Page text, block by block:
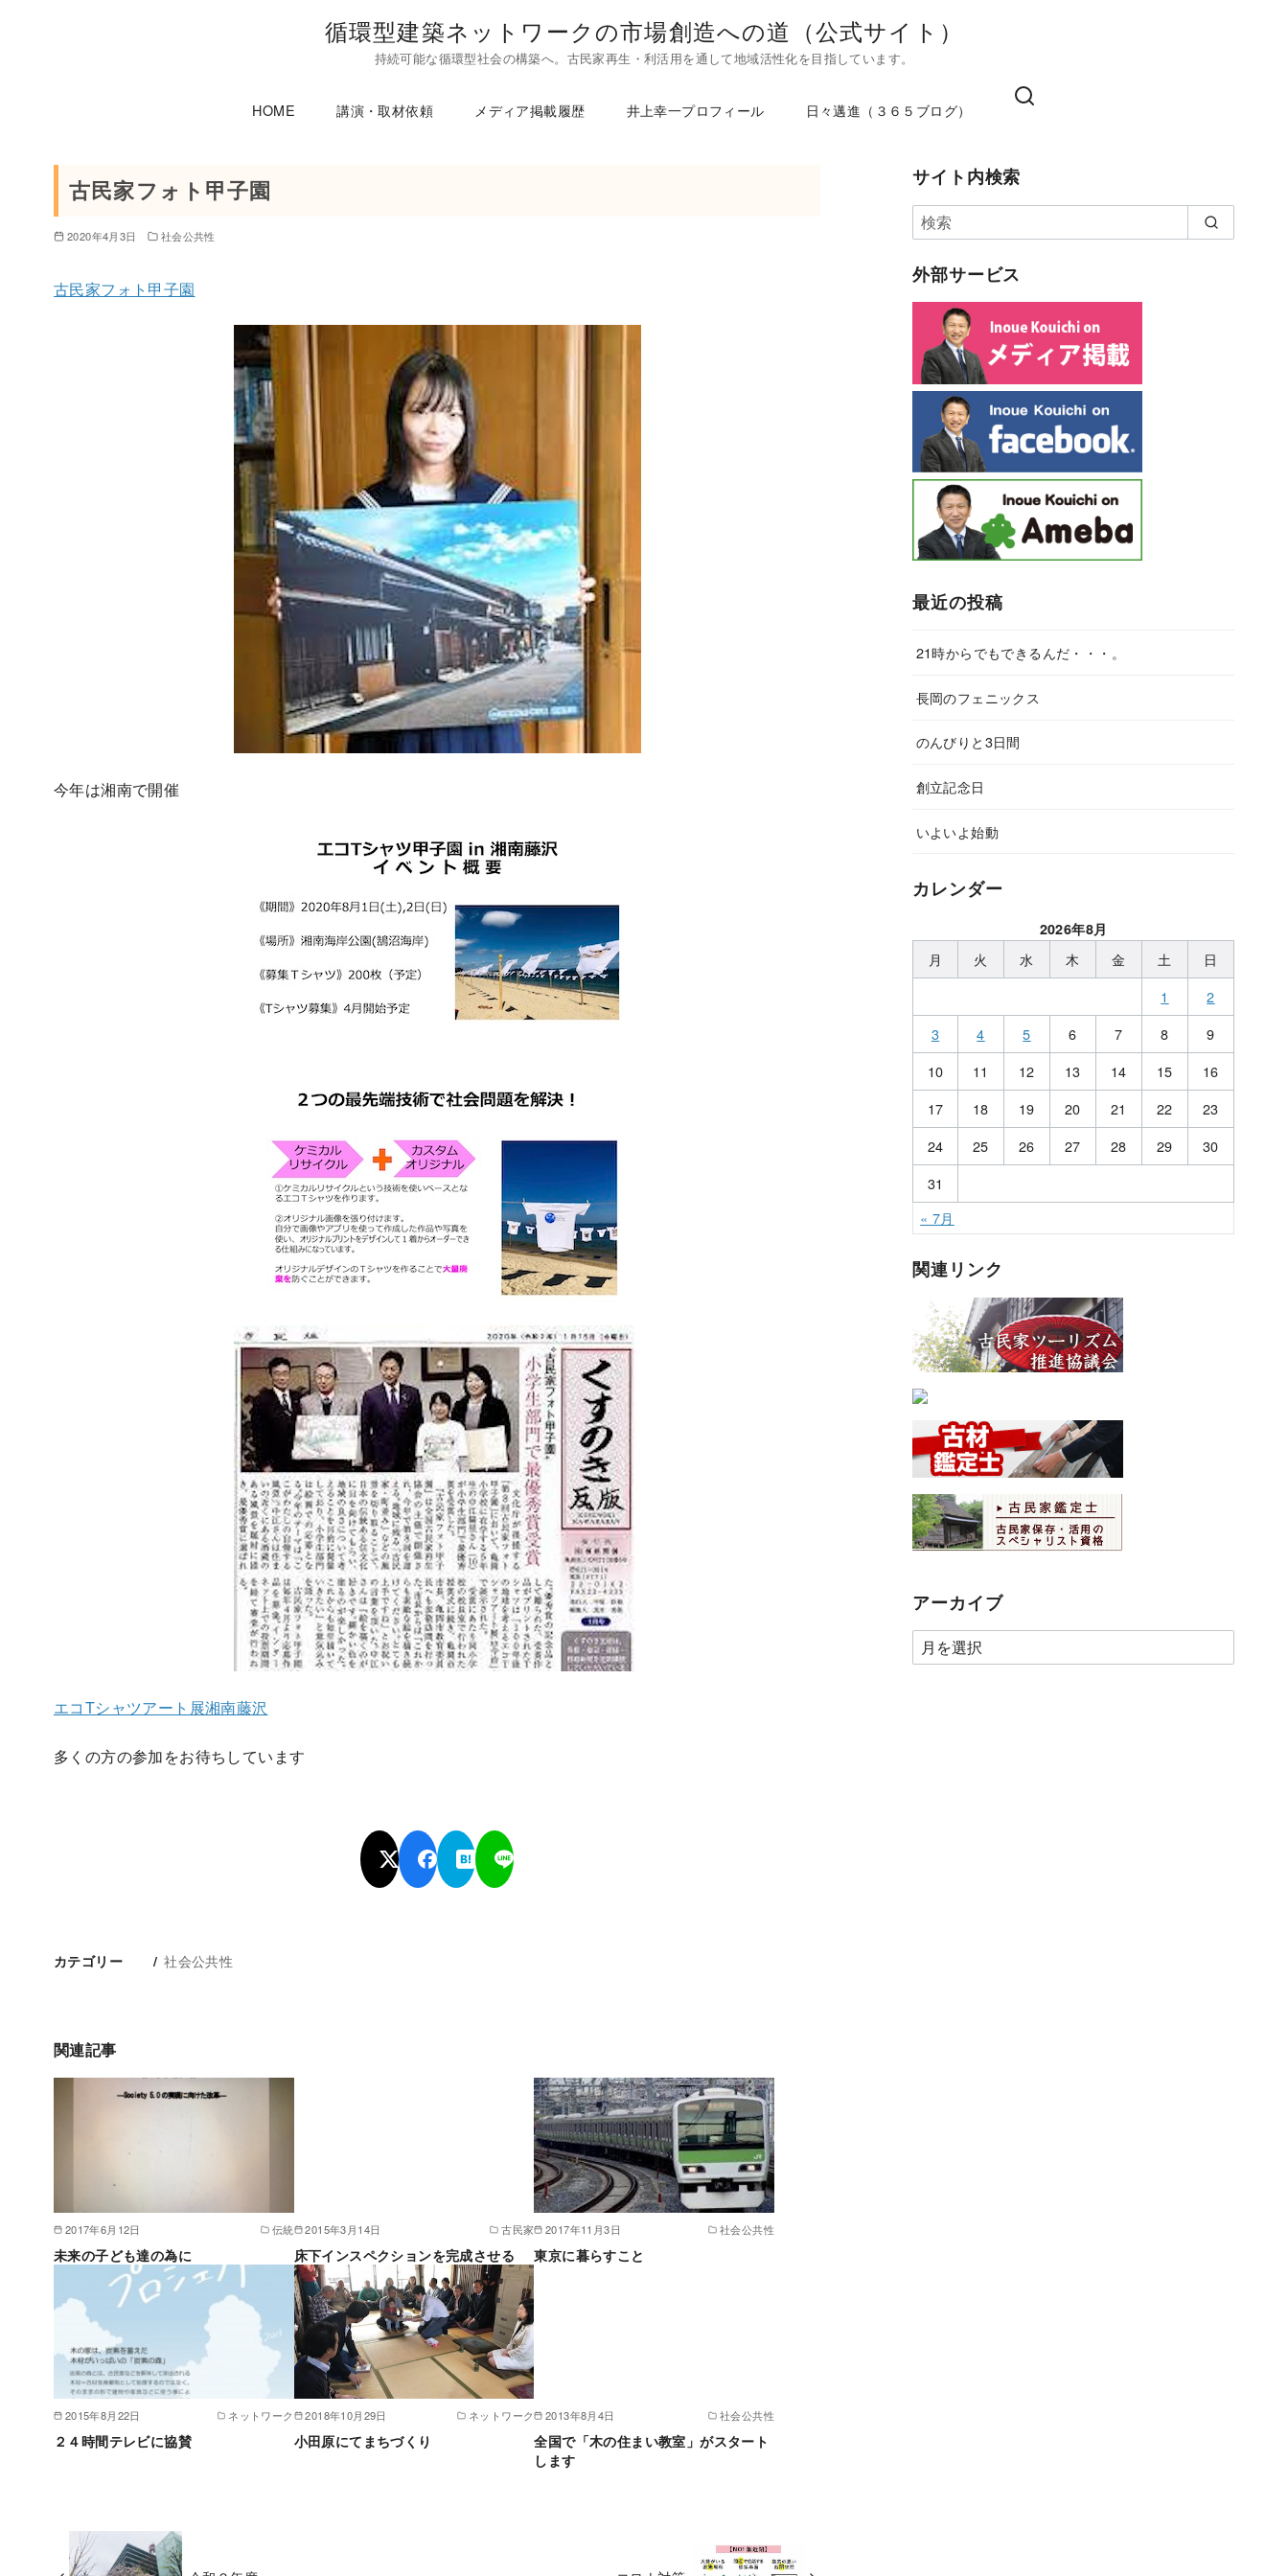
循環型建築ネットワークの市場創造への道（公式サイト）
持続可能な循環型社会の構築へ。古民家再生・利活用を通して地域活性化を目指しています。
HOME 講演・取材依頼 メディア掲載履歴 井上幸一プロフィール 日々邁進（３６５ブログ）
古民家フォト甲子園
2020年4月3日 社会公共性
古民家フォト甲子園
今年は湘南で開催
エコTシャツアート展湘南藤沢
多くの方の参加をお待ちしています
カテゴリー 社会公共性
関連記事
2017年6月12日 伝統
未来の子ども達の為に
2015年3月14日 古民家
床下インスペクションを完成させる
2017年11月3日 社会公共性
東京に暮らすこと
2015年8月22日 ネットワーク
２４時間テレビに協賛
2018年10月29日 ネットワーク
小田原にてまちづくり
2013年8月4日 社会公共性
全国で「木の住まい教室」がスタート
します
サイト内検索
外部サービス
最近の投稿
21時からでもできるんだ・・・。
長岡のフェニックス
のんびりと3日間
創立記念日
いよいよ始動
カレンダー
2026年8月
月 火 水 木 金 土
日
1
2
3
4 5 6 7 8
9
10
11 12 13 14 15
16
17
18 19 20 21 22
23
24
25 26 27 28 29
30
31
« 7月
関連リンク
アーカイブ
ア
ー